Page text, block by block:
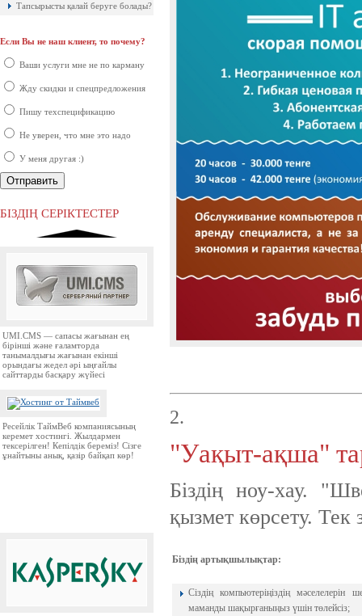
Тапсырысты қалай беруге болады?
Если Вы не наш клиент, то почему?
Ваши услуги мне не по карману
Жду скидки и спецпредложения
Пишу техспецификацию
Не уверен, что мне это надо
У меня другая :)
БІЗДІҢ СЕРІКТЕСТЕР
Ақпараттық қауіпсіздік шеңберінде
қарқынды дамып жатырған
компаниялардың бірі болып саналады.
Ресей нарығында бірінші орында
UMI.CMS — сапасы жағынан ең
бірінші және ғаламторда
танымалдығы жағынан екінші
орындағы жедел әрі ыңғайлы
сайттарды басқару жүйесі
Ресейлік ТаймВеб компаниясының
керемет хостингі. Жылдармен
тексерілген! Кепілдік береміз! Сізге
ұнайтыны анық, қазір байқап көр!
2.
"Уақыт-ақша"
Біздің ноу-хау.
қызмет көрсету. Тек
Біздің артықшылықтар:
Сіздің компьютеріңіздің мәселелерін
маманды шақырғаныңыз үшін төлейсіз;